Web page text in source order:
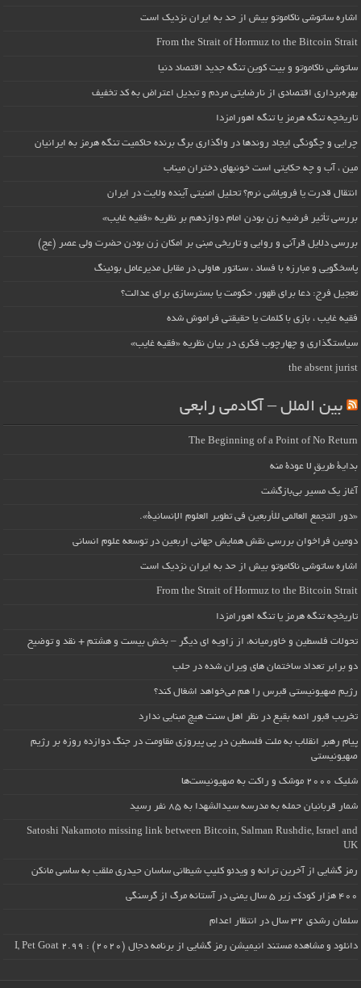
اشاره ساتوشی ناکاموتو بیش از حد به ایران نزدیک است
From the Strait of Hormuz to the Bitcoin Strait
ساتوشی ناکاموتو و بیت کوین تنگه جدید اقتصاد دنیا
بهره‌برداری اقتصادی از نارضایتی مردم و تبدیل اعتراض به کد تخفیف
تاریخچه تنگه هرمز یا تنگه اهورامزدا
چرایی و چگونگی ایجاد روندها در واگذاری برگ برنده حاکمیت تنگه هرمز به ایرانیان
مین ، آب و چه حکایتی است خونبهای دختران میناب
انتقال قدرت یا فروپاشی نرم؟ تحلیل امنیتی آینده ولایت در ایران
بررسی تأثیر فرضیه زن بودن امام دوازدهم بر نظریه «فقیه غایب»
بررسی دلایل قرآنی و روایی و تاریخی مبنی بر امکان زن بودن حضرت ولی عصر (عج)
پاسخگویی و مبارزه با فساد ، سناتور هاولی در مقابل مدیرعامل بوئینگ
تعجیل فرج: دعا برای ظهور، حکومت یا بسترسازی برای عدالت؟
فقیه غایب ، بازی با کلمات یا حقیقتی فراموش شده
سیاستگذاری و چهارچوب فکری در بیان نظریه «فقیه غایب»
the absent jurist
بین الملل – آکادمی رابعی
The Beginning of a Point of No Return
بداية طريقٍ لا عودة منه
آغاز یک مسیر بی‌بازگشت
«دور التجمع العالمي للأربعين في تطوير العلوم الإنسانية».
دومین فراخوان بررسی نقش همایش جهانی اربعین در توسعه علوم انسانی
اشاره ساتوشی ناکاموتو بیش از حد به ایران نزدیک است
From the Strait of Hormuz to the Bitcoin Strait
تاریخچه تنگه هرمز یا تنگه اهورامزدا
تحولات فلسطین و خاورمیانه، از زاویه ای دیگر – بخش بیست و هشتم + نقد و توضیح
دو برابر تعداد ساختمان های ویران شده در حلب
رژیم صهیونیستی قبرس را هم می‌خواهد اشغال کند؟
تخریب قبور ائمه بقیع در نظر اهل سنت هیچ مبنایی ندارد
پیام رهبر انقلاب به ملت فلسطین در پی پیروزی مقاومت در جنگ دوازده روزه بر رژیم
صهیونیستی
شلیک ۲۰۰۰ موشک و راکت به صهیونیست‌ها
شمار قربانیان حمله به مدرسه سیدالشهدا به ۸۵ نفر رسید
Satoshi Nakamoto missing link between Bitcoin, Salman Rushdie, Israel and
UK
رمز گشایی از آخرین ترانه و ویدئو کلیپ شیطانی ساسان حیدری ملقب به ساسی مانکن
۴۰۰ هزار کودک زیر ۵ سال یمنی در آستانه مرگ از گرسنگی
سلمان رشدی ۳۲ سال در انتظار اعدام
دانلود و مشاهده مستند انیمیشن رمز گشایی از برنامه دجال (۲۰۲۰) : I, Pet Goat 2.99